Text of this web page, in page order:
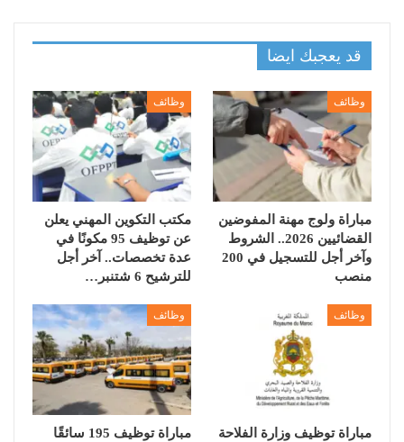
قد يعجبك ايضا
وظائف
مباراة ولوج مهنة المفوضين
القضائيين 2026.. الشروط
وآخر أجل للتسجيل في 200
منصب
وظائف
مكتب التكوين المهني يعلن
عن توظيف 95 مكونًا في
عدة تخصصات.. آخر أجل
للترشيح 6 شتنبر…
وظائف
مباراة توظيف وزارة الفلاحة
وظائف
مباراة توظيف 195 سائقًا